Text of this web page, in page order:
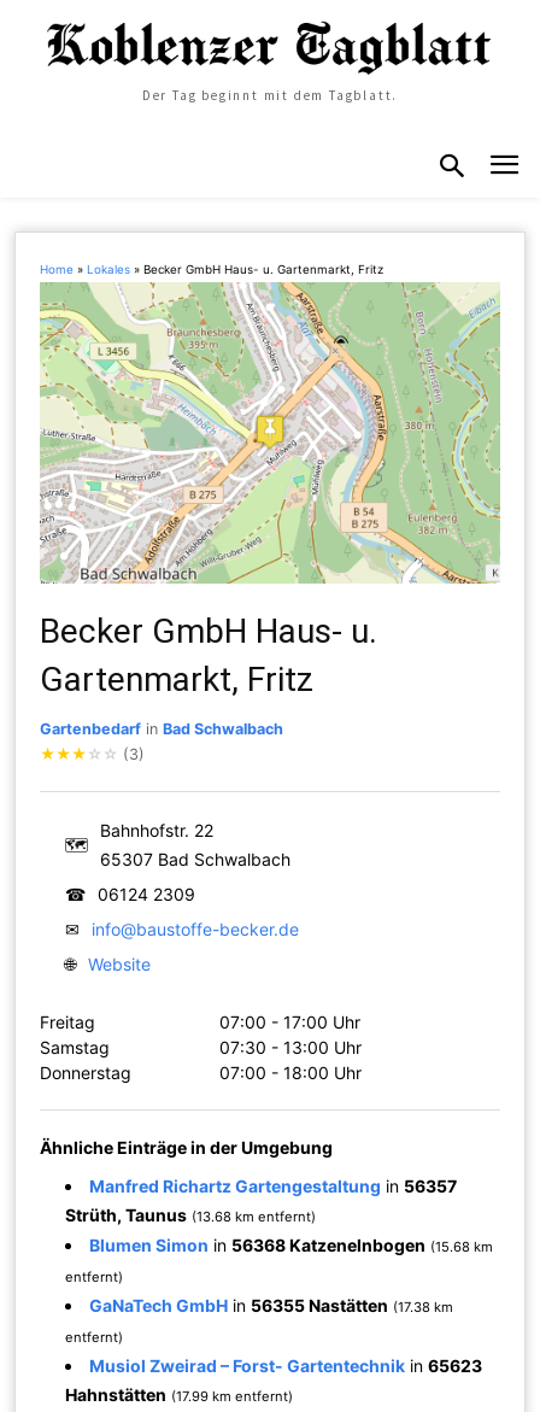
Der Tag beginnt mit dem Tagblatt.
Home »Lokales »Becker GmbH Haus- u. Gartenmarkt, Fritz
Becker GmbH Haus- u.
Gartenmarkt, Fritz
Gartenbedarf inBad Schwalbach
★★★ ☆ ☆ (3)
🗺
Bahnhofstr. 22
65307 Bad Schwalbach
☎
06124 2309
✉
info@baustoffe-becker.de
🌐 Website
Freitag
07:00 - 17:00 Uhr
Samstag
07:30 - 13:00 Uhr
Donnerstag
07:00 - 18:00 Uhr
Ähnliche Einträge in der Umgebung
Manfred Richartz Gartengestaltung in 56357
Strüth, Taunus (13.68 km entfernt)
Blumen Simon in 56368 Katzenelnbogen (15.68 km
entfernt)
GaNaTech GmbH in 56355 Nastätten (17.38 km
entfernt)
Musiol Zweirad – Forst- Gartentechnik in65623
Hahnstätten (17.99 km entfernt)